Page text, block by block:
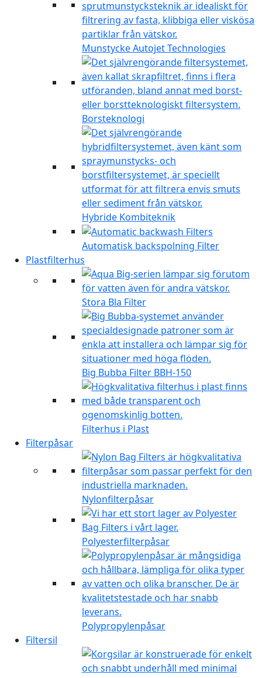
Munstycke Autojet Technologies
Borsteknologi
Hybride Kombiteknik
Automatisk backspolning Filter
Plastfilterhus
Stora Bla Filter
Big Bubba Filter BBH-150
Filterhus i Plast
Filterpåsar
Nylonfilterpåsar
Polyesterfilterpåsar
Polypropylenpåsar
Filtersil